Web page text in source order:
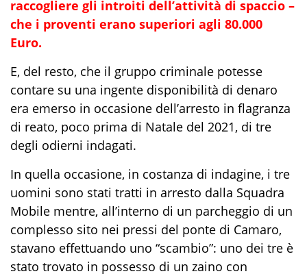
raccogliere gli introiti dell’attività di spaccio –
che i proventi erano superiori agli 80.000
Euro.
E, del resto, che il gruppo criminale potesse
contare su una ingente disponibilità di denaro
era emerso in occasione dell’arresto in flagranza
di reato, poco prima di Natale del 2021, di tre
degli odierni indagati.
In quella occasione, in costanza di indagine, i tre
uomini sono stati tratti in arresto dalla Squadra
Mobile mentre, all’interno di un parcheggio di un
complesso sito nei pressi del ponte di Camaro,
stavano effettuando uno “scambio”: uno dei tre è
stato trovato in possesso di un zaino con